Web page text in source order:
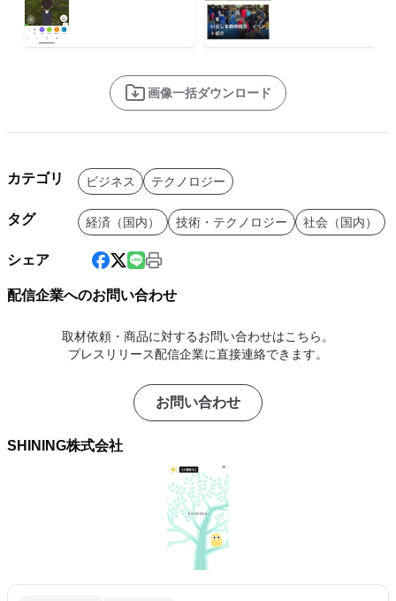
画像一括ダウンロード
カテゴリ ビジネス テクノロジー
タグ 経済（国内） 技術・テクノロジー 社会（国内）
シェア
配信企業へのお問い合わせ
取材依頼・商品に対するお問い合わせはこちら。
プレスリリース配信企業に直接連絡できます。
お問い合わせ
SHINING株式会社